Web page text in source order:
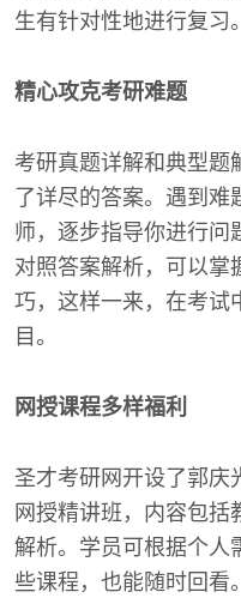
生有针对性地进行复习。
精心攻克考研难题
考研真题详解和典型题
了详尽的答案。遇到
师，逐步指导你进行问
对照答案解析，可以掌
巧，这样一来，在考试
目。
网授课程多样福利
圣才考研网开设了郭庆
网授精讲班，内容包括
解析。学员可根据个人
些课程，也能随时回看